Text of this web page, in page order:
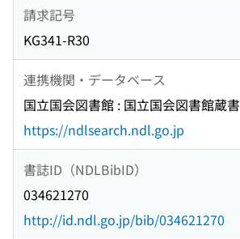
請求記号
KG341-R30
連携機関・データベース
国立国会図書館 : 国立国会図書館蔵書
https://ndlsearch.ndl.go.jp
書誌ID（NDLBibID）
034621270
http://id.ndl.go.jp/bib/034621270